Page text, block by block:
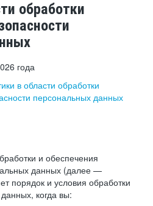
обработки
года
в области обработки
персональных данных
и обеспечения
данных (далее —
порядок и условия обработки
когда вы: